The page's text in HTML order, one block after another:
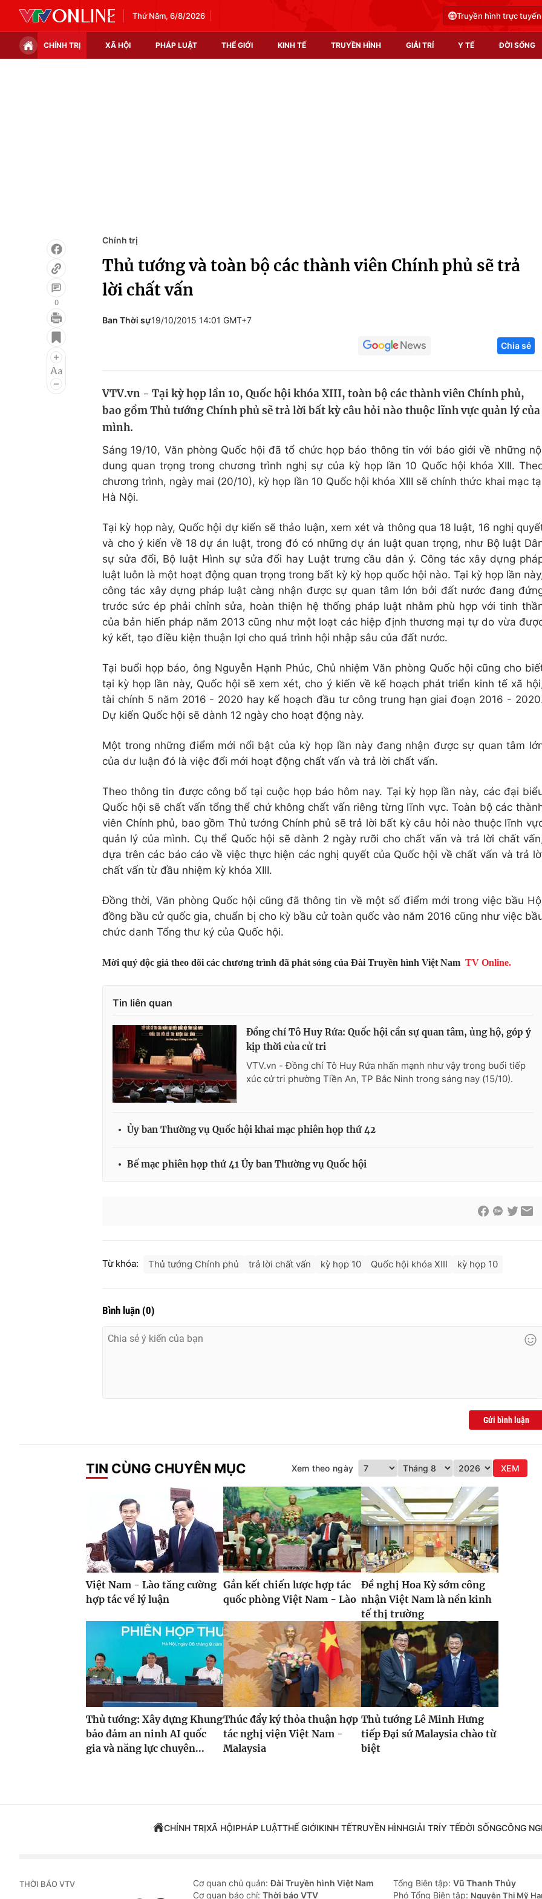
Thứ Năm, 6/8/2026 Truyền hình trực tuyến
CHÍNH TRỊ XÃ HỘI PHÁP LUẬT THẾ GIỚI KINH TẾ TRUYỀN HÌNH GIẢI TRÍ Y TẾ ĐỜI SỐNG
Infographic
Điện ảnh
Âm nhạc
Chất lượng cuộc sống
Tuyển sinh
Hitech Công
Thị trường
0
Chính trị
Thủ tướng và toàn bộ các thành viên Chính phủ sẽ trả
lời chất vấn
Ban Thời sự19/10/2015 14:01 GMT+7
Chia sẻ
VTV.vn - Tại kỳ họp lần 10, Quốc hội khóa XIII, toàn bộ các thành viên Chính phủ,
bao gồm Thủ tướng Chính phủ sẽ trả lời bất kỳ câu hỏi nào thuộc lĩnh vực quản lý của
mình.
Sáng 19/10, Văn phòng Quốc hội đã tổ chức họp báo thông tin với báo giới về những
dung quan trọng trong chương trình nghị sự của kỳ họp lần 10 Quốc hội khóa XIII.
chương trình, ngày mai (20/10), kỳ họp lần 10 Quốc hội khóa XIII sẽ chính thức khai mạc
Hà Nội.
Tại kỳ họp này, Quốc hội dự kiến sẽ thảo luận, xem xét và thông qua 18 luật, 16 nghị
và cho ý kiến về 18 dự án luật, trong đó có những dự án luật quan trọng, như Bộ luật
sự sửa đổi, Bộ luật Hình sự sửa đổi hay Luật trưng cầu dân ý. Công tác xây dựng
luật luôn là một hoạt động quan trọng trong bất kỳ kỳ họp quốc hội nào. Tại kỳ họp lần
công tác xây dựng pháp luật càng nhận được sự quan tâm lớn bởi đất nước đang
trước sức ép phải chỉnh sửa, hoàn thiện hệ thống pháp luật nhằm phù hợp với tinh
của bản hiến pháp năm 2013 cũng như một loạt các hiệp định thương mại tự do vừa
ký kết, tạo điều kiện thuận lợi cho quá trình hội nhập sâu của đất nước.
Tại buổi họp báo, ông Nguyễn Hạnh Phúc, Chủ nhiệm Văn phòng Quốc hội cũng cho
tại kỳ họp lần này, Quốc hội sẽ xem xét, cho ý kiến về kế hoạch phát triển kinh tế xã
tài chính 5 năm 2016 - 2020 hay kế hoạch đầu tư công trung hạn giai đoạn 2016 -
Dự kiến Quốc hội sẽ dành 12 ngày cho hoạt động này.
Một trong những điểm mới nổi bật của kỳ họp lần này đang nhận được sự quan tâm
của dư luận đó là việc đổi mới hoạt động chất vấn và trả lời chất vấn.
Theo thông tin được công bố tại cuộc họp báo hôm nay. Tại kỳ họp lần này, các đại
Quốc hội sẽ chất vấn tổng thể chứ không chất vấn riêng từng lĩnh vực. Toàn bộ các
viên Chính phủ, bao gồm Thủ tướng Chính phủ sẽ trả lời bất kỳ câu hỏi nào thuộc lĩnh
quản lý của mình. Cụ thể Quốc hội sẽ dành 2 ngày rưỡi cho chất vấn và trả lời chất
dựa trên các báo cáo về việc thực hiện các nghị quyết của Quốc hội về chất vấn và trả
chất vấn từ đầu nhiệm kỳ khóa XIII.
Đồng thời, Văn phòng Quốc hội cũng đã thông tin về một số điểm mới trong việc bầu
đồng bầu cử quốc gia, chuẩn bị cho kỳ bầu cử toàn quốc vào năm 2016 cũng như việc
chức danh Tổng thư ký của Quốc hội.
Mời quý độc giả theo dõi các chương trình đã phát sóng của Đài Truyền hình Việt Nam TV Online.
Tin liên quan
Đồng chí Tô Huy Rứa: Quốc hội cần sự quan tâm, ủng hộ, góp ý
kịp thời của cử tri
VTV.vn - Đồng chí Tô Huy Rứa nhấn mạnh như vậy trong buổi tiếp
xúc cử tri phường Tiền An, TP Bắc Ninh trong sáng nay (15/10).
Ủy ban Thường vụ Quốc hội khai mạc phiên họp thứ 42
Bế mạc phiên họp thứ 41 Ủy ban Thường vụ Quốc hội
Từ khóa: Thủ tướng Chính phủ trả lời chất vấn kỳ họp 10 Quốc hội khóa XIII kỳ họp 10
Bình luận (0)
Gửi bình luận
TIN CÙNG CHUYÊN MỤC Xem theo ngày XEM
Việt Nam - Lào tăng cường
hợp tác về lý luận
Gắn kết chiến lược hợp tác
quốc phòng Việt Nam - Lào
Đề nghị Hoa Kỳ sớm công
nhận Việt Nam là nền kinh
tế thị trường
Thủ tướng: Xây dựng Khung
bảo đảm an ninh AI quốc
gia và năng lực chuyên...
Thúc đẩy ký thỏa thuận hợp
tác nghị viện Việt Nam -
Malaysia
Thủ tướng Lê Minh Hưng
tiếp Đại sứ Malaysia chào từ
biệt
CHÍNH TRỊXÃ HỘIPHÁP LUẬTTHẾ GIỚIKINH TẾTRUYỀN HÌNHGIẢI TRÍY TẾĐỜI SỐNGCÔNG
THỜI BÁO VTV Cơ quan chủ quản:Đài Truyền hình Việt Nam
Cơ quan báo chí: Thời báo VTV
Tổng Biên tập: Vũ Thanh Thủy
Phó Tổng Biên tập: Nguyễn Thị Mỹ